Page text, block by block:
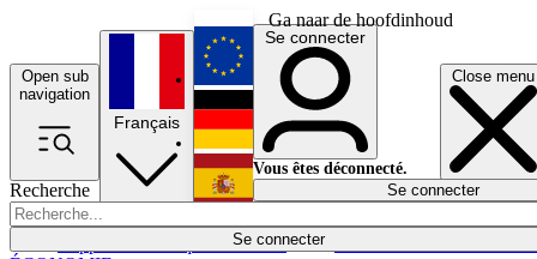
Ga naar de hoofdinhoud
Open sub
navigation
Close menu
Recherche
Se connecter
Économie
Français
English
Deutsch
Español
Se connecter
Vous êtes déconnecté.
Se connecter